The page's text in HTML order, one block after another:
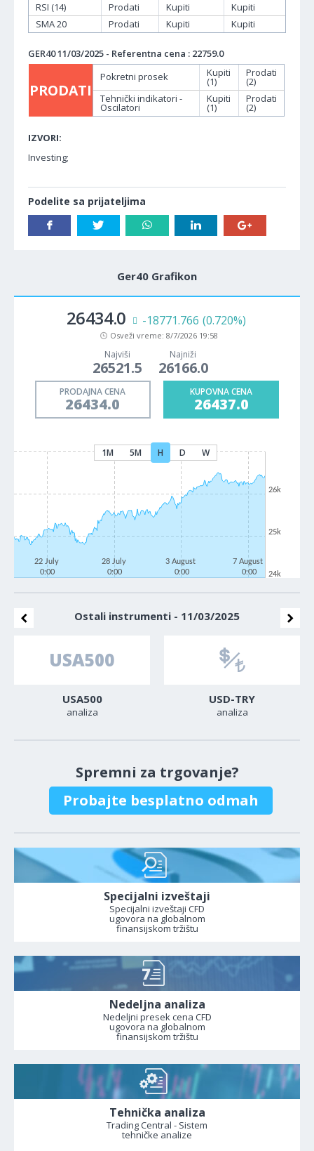
RSI (14)
Prodati Kupiti
Kupiti
SMA 20
Prodati Kupiti Kupiti
GER40 11/03/2025 - Referentna cena : 22759.0
PRODATI
Pokretni prosek Kupiti
(1)
Prodati
(2)
Tehnički indikatori -
Oscilatori
Kupiti
(1)
Prodati
(2)
IZVORI:
Investing;
Podelite sa prijateljima
Ger40 Grafikon
26434.0 -18771.766 (0.720%)
Osveži vreme: 8/7/2026 19:58
Najviši
26521.5
Najniži
26166.0
PRODAJNA CENA
26434.0
KUPOVNA CENA
26437.0
1M 5M H D W
22 July
0:00
28 July
0:00
3 August
0:00
7 August
0:00
24k
25k
26k
Ostali instrumenti - 11/03/2025
USA500
analiza
USD-TRY
analiza
Spremni za trgovanje?
Probajte besplatno odmah
Specijalni izveštaji
Specijalni izveštaji CFD
ugovora na globalnom
finansijskom tržištu
Nedeljna analiza
Nedeljni presek cena CFD
ugovora na globalnom
finansijskom tržištu
Tehnička analiza
Trading Central - Sistem
tehničke analize